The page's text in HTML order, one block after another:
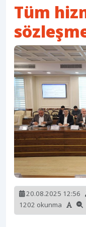
Tüm
20.08.2025 12:56
1202 okunma